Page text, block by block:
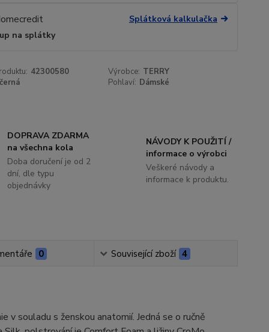
Splátková kalkulačka
na splátky
42300580 Výrobce: TERRY
černá Pohlaví: Dámské
DOPRAVA ZDARMA
na všechna kola
Doba doručení je od 2
dní, dle typu
objednávky
NÁVODY K POUŽITÍ /
informace o výrobci
Veškeré návody a
informace k produktu.
0 Související zboží 4
souladu s ženskou anatomií. Jedná se o ručně